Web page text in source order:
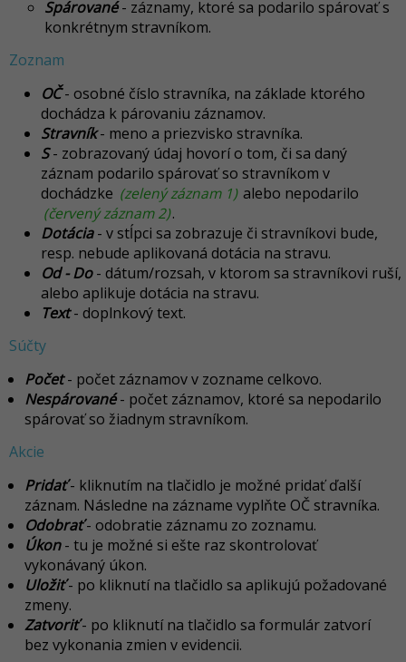
Spárované- záznamy, ktoré sa podarilo spárovať s
konkrétnym stravníkom.
Zoznam
OČ- osobné číslo stravníka, na základe ktorého
dochádza k párovaniu záznamov.
Stravník- meno a priezvisko stravníka.
S- zobrazovaný údaj hovorí o tom, či sa daný
záznam podarilo spárovať so stravníkom v
dochádzke (zelený záznam 1) alebo nepodarilo
(červený záznam 2).
Dotácia- v stĺpci sa zobrazuje či stravníkovi bude,
resp. nebude aplikovaná dotácia na stravu.
Od - Do- dátum/rozsah, v ktorom sa stravníkovi ruší,
alebo aplikuje dotácia na stravu.
Text- doplnkový text.
Súčty
Počet- počet záznamov v zozname celkovo.
Nespárované- počet záznamov, ktoré sa nepodarilo
spárovať so žiadnym stravníkom.
Akcie
Pridať- kliknutím na tlačidlo je možné pridať ďalší
záznam. Následne na zázname vyplňte OČ stravníka.
Odobrať- odobratie záznamu zo zoznamu.
Úkon- tu je možné si ešte raz skontrolovať
vykonávaný úkon.
Uložiť- po kliknutí na tlačidlo sa aplikujú požadované
zmeny.
Zatvoriť- po kliknutí na tlačidlo sa formulár zatvorí
bez vykonania zmien v evidencii.